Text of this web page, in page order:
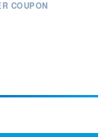
COUPON